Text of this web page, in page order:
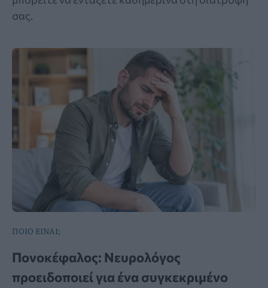
σας.
ΠΟΙΟ ΕΙΝΑΙ;
Πονοκέφαλος: Νευρολόγος
προειδοποιεί για ένα συγκεκριμένο